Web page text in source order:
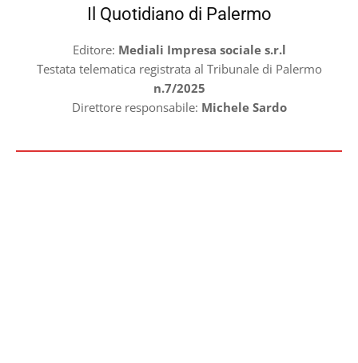
Il Quotidiano di Palermo
Editore: Mediali Impresa sociale s.r.l
Testata telematica registrata al Tribunale di Palermo
n.7/2025
Direttore responsabile: Michele Sardo